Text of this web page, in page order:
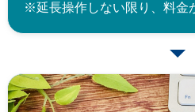
※延長操作しない限り、料金